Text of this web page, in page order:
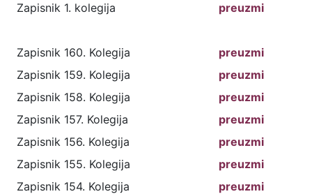
Zapisnik 1. kolegija
preuzmi
Zapisnik 160. Kolegija
preuzmi
Zapisnik 159. Kolegija
preuzmi
Zapisnik 158. Kolegija
preuzmi
Zapisnik 157. Kolegija
preuzmi
Zapisnik 156. Kolegija
preuzmi
Zapisnik 155. Kolegija
preuzmi
Zapisnik 154. Kolegija
preuzmi